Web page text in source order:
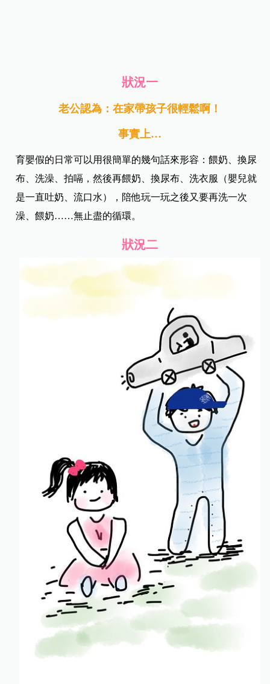
狀況一
老公認為：在家帶孩子很輕鬆啊！
事實上…
育嬰假的日常可以用很簡單的幾句話來形容：餵奶、換尿
布、洗澡、拍嗝，然後再餵奶、換尿布、洗衣服（嬰兒就
是一直吐奶、流口水），陪他玩一玩之後又要再洗一次
澡、餵奶……無止盡的循環。
狀況二